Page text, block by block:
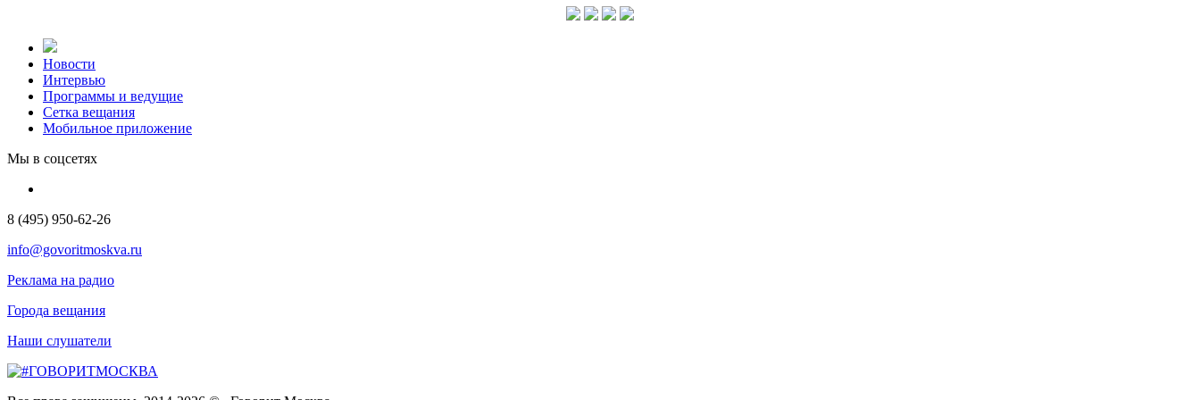
Новости
Интервью
Программы и ведущие
Сетка вещания
Мобильное приложение
Мы в соцсетях
8 (495) 950-62-26
info@govoritmoskva.ru
Реклама на радио
Города вещания
Наши слушатели